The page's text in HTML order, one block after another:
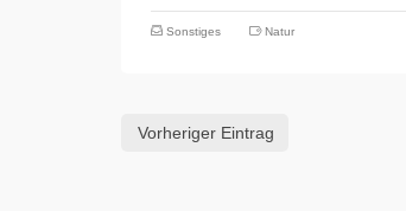
Sonstiges Natur
Vorheriger Eintrag